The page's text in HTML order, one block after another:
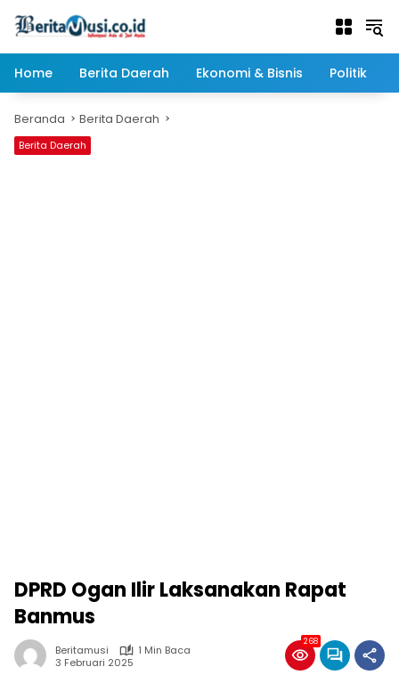
Home
Berita Daerah Ekonomi & Bisnis Politik
Beranda Berita Daerah
Berita Daerah
DPRD Ogan Ilir Laksanakan Rapat
Banmus
Beritamusi
1 Min Baca
3 Februari 2025
268